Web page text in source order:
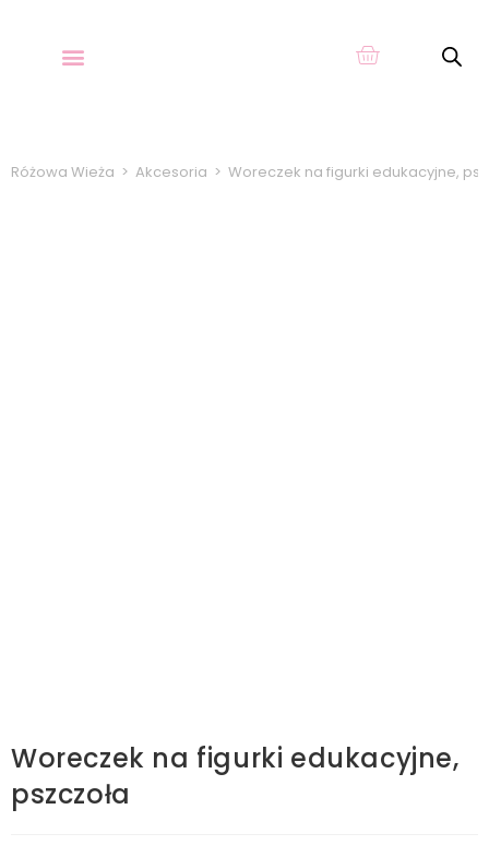
Różowa Wieża > Akcesoria > Woreczek na figurki edukacyjne,
Woreczek na figurki edukacyjne,
pszczoła